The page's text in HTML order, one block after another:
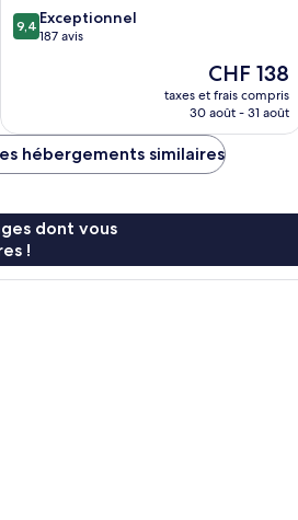
9.4
sur
9,4 Exceptionnel
187 avis
Le
nouveau
prix
de
CHF 138
CHF 138
taxes et frais compris
30 août - 31 août
hébergements similaires
dont vous
!